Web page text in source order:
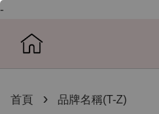
-
首頁 › 品牌名稱(T-Z)